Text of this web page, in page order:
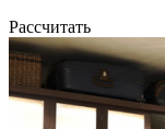
Рассчитать